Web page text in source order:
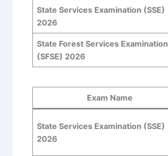
State Services Examination (SSE)
2026
State Forest Services Examination
(SFSE) 2026
Exam Name
State Services Examination (SSE)
2026